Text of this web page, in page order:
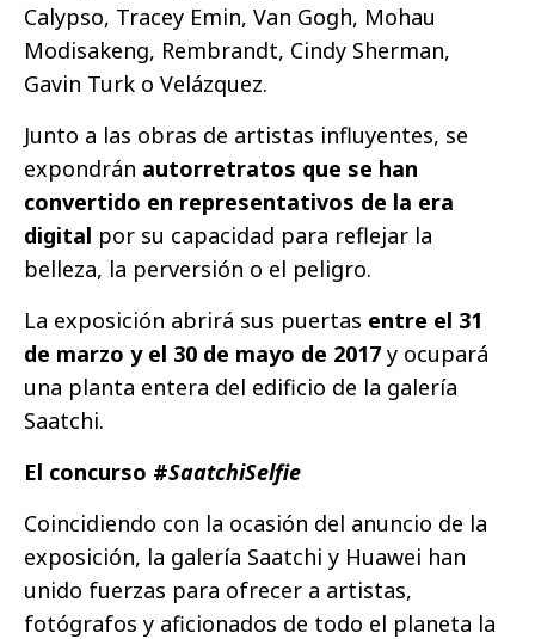
Calypso, Tracey Emin, Van Gogh, Mohau
Modisakeng, Rembrandt, Cindy Sherman,
Gavin Turk o Velázquez.
Junto a las obras de artistas influyentes, se
expondrán autorretratos que se han
convertido en representativos de la era
digital por su capacidad para reflejar la
belleza, la perversión o el peligro.
La exposición abrirá sus puertas entre el 31
de marzo y el 30 de mayo de 2017 y ocupará
una planta entera del edificio de la galería
Saatchi.
El concurso #SaatchiSelfie
Coincidiendo con la ocasión del anuncio de la
exposición, la galería Saatchi y Huawei han
unido fuerzas para ofrecer a artistas,
fotógrafos y aficionados de todo el planeta la